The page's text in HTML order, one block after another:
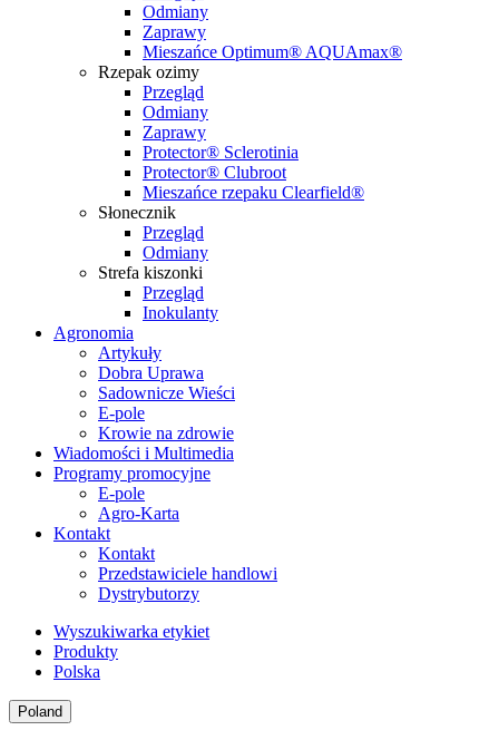
Odmiany
Zaprawy
Mieszańce Optimum® AQUAmax®
Rzepak ozimy
Przegląd
Odmiany
Zaprawy
Protector® Sclerotinia
Protector® Clubroot
Mieszańce rzepaku Clearfield®
Słonecznik
Przegląd
Odmiany
Strefa kiszonki
Przegląd
Inokulanty
Agronomia
Artykuły
Dobra Uprawa
Sadownicze Wieści
E-pole
Krowie na zdrowie
Wiadomości i Multimedia
Programy promocyjne
E-pole
Agro-Karta
Kontakt
Kontakt
Przedstawiciele handlowi
Dystrybutorzy
Wyszukiwarka etykiet
Produkty
Polska
Poland